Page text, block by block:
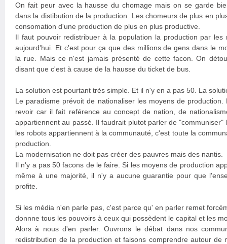
On fait peur avec la hausse du chomage mais on se garde
dans la distibution de la production. Les chomeurs de plus en
consomation d'une production de plus en plus productive.
Il faut pouvoir redistribuer à la population la production par
aujourd'hui. Et c'est pour ça que des millions de gens dans le
la rue. Mais ce n'est jamais présenté de cette facon. On
disant que c'est à cause de la hausse du ticket de bus.
La solution est pourtant très simple. Et il n'y en a pas 50. La
Le paradisme prévoit de nationaliser les moyens de
revoir car il fait reférence au concept de nation, de
appartiennent au passé. Il faudrait plutot parler de "communiser"
les robots appartiennent à la communauté, c'est toute la
production.
La modernisation ne doit pas créer des pauvres mais des nantis.
Il n'y a pas 50 facons de le faire. Si les moyens de production
même à une majorité, il n'y a aucune guarantie pour que
profite.
Si les média n'en parle pas, c'est parce qu' en parler remet
donnne tous les pouvoirs à ceux qui possèdent le capital et les
Alors à nous d'en parler. Ouvrons le débat dans nos
redistribution de la production et faisons comprendre autour de